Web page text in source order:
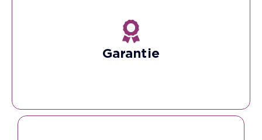
Garantie
Je hebt onze garantie dat alle producten
goed werken.